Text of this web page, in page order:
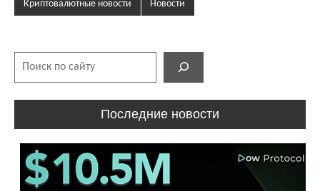
Криптовалютные новости Новости
Последние новости